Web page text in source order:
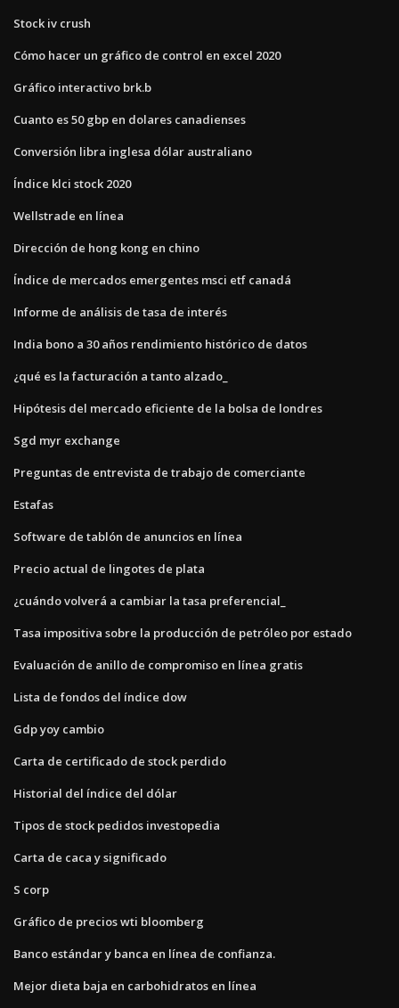
Stock iv crush
Cómo hacer un gráfico de control en excel 2020
Gráfico interactivo brk.b
Cuanto es 50 gbp en dolares canadienses
Conversión libra inglesa dólar australiano
Índice klci stock 2020
Wellstrade en línea
Dirección de hong kong en chino
Índice de mercados emergentes msci etf canadá
Informe de análisis de tasa de interés
India bono a 30 años rendimiento histórico de datos
¿qué es la facturación a tanto alzado_
Hipótesis del mercado eficiente de la bolsa de londres
Sgd myr exchange
Preguntas de entrevista de trabajo de comerciante
Estafas
Software de tablón de anuncios en línea
Precio actual de lingotes de plata
¿cuándo volverá a cambiar la tasa preferencial_
Tasa impositiva sobre la producción de petróleo por estado
Evaluación de anillo de compromiso en línea gratis
Lista de fondos del índice dow
Gdp yoy cambio
Carta de certificado de stock perdido
Historial del índice del dólar
Tipos de stock pedidos investopedia
Carta de caca y significado
S corp
Gráfico de precios wti bloomberg
Banco estándar y banca en línea de confianza.
Mejor dieta baja en carbohidratos en línea